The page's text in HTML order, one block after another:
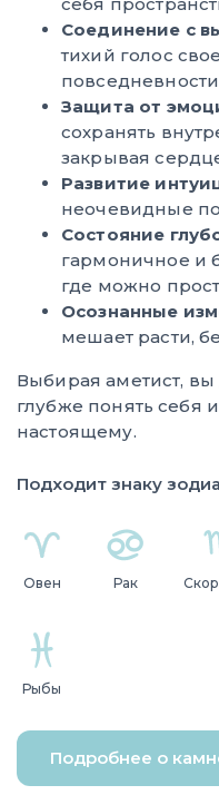
Соединение с
тихий голос
Защита от
сохранять
закрывая
Развитие
неочевидные
Состояние
гармоничное и
где можно
Осознанные
мешает расти,
Выбирая аметист, вы
глубже понять себя
настоящему.
Подходит знаку
Овен Рак
Рыбы
Подробнее о